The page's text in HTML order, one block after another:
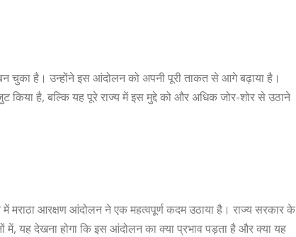
चुका है। उन्होंने इस आंदोलन को अपनी पूरी ताकत से आगे बढ़ाया है।
है, बल्कि यह पूरे राज्य में इस मुद्दे को और अधिक जोर-शोर से उठाने
मराठा आरक्षण आंदोलन ने एक महत्वपूर्ण कदम उठाया है। राज्य सरकार के
में, यह देखना होगा कि इस आंदोलन का क्या प्रभाव पड़ता है और क्या यह